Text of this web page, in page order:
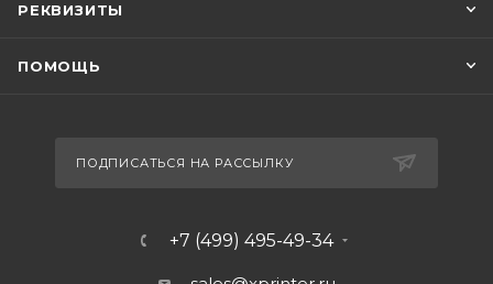
РЕКВИЗИТЫ
ПОМОЩЬ
ПОДПИСАТЬСЯ НА РАССЫЛКУ
+7 (499) 495-49-34